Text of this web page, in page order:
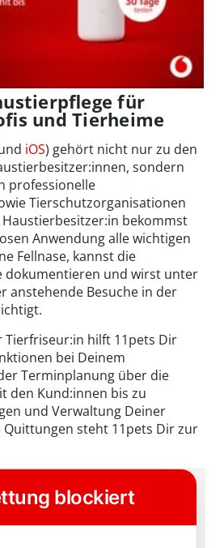
für
und Tierheime
iOS) gehört nicht nur zu den
sondern
professionelle
Tierschutzorganisationen
Haustierbesitzer:in bekommst
Anwendung alle wichtigen
Fellnase, kannst die
dokumentieren und wirst unter
anstehende Besuche in der
Tierfriseur:in hilft 11pets Dir
bei Deinem
Terminplanung über die
den Kund:innen bis zu
und Verwaltung Deiner
Quittungen steht 11pets Dir zur